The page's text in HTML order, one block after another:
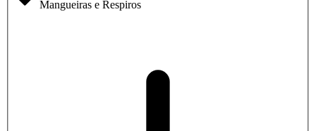
Mangueiras e Respiros